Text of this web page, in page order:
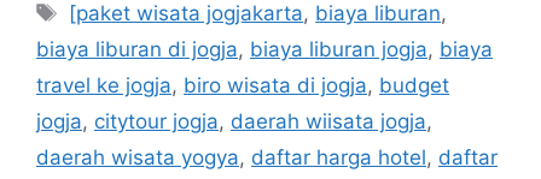
[paket wisata jogjakarta, biaya liburan,
biaya liburan di jogja, biaya liburan jogja, biaya
travel ke jogja, biro wisata di jogja, budget
jogja, citytour jogja, daerah wiisata jogja,
daerah wisata yogya, daftar harga hotel, daftar